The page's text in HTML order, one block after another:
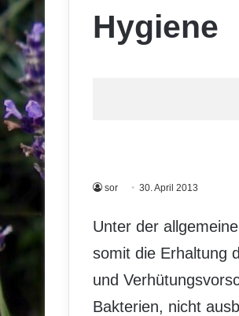
Hygiene
sor 30. April 2013
Unter der
somit die Erhaltung
und
Bakterien, nicht